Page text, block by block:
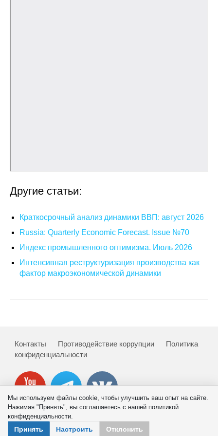
Другие статьи:
Краткосрочный анализ динамики ВВП: август 2026
Russia: Quarterly Economic Forecast. Issue №70
Индекс промышленного оптимизма. Июль 2026
Интенсивная реструктуризация производства как
фактор макроэкономической динамики
Контакты Противодействие коррупции
Политика
конфиденциальности
© 2026 ИНП РАН
Мы используем файлы cookie, чтобы улучшить ваш опыт на сайте.
Нажимая "Принять", вы соглашаетесь с нашей политикой
конфиденциальности.
Принять Настроить Отклонить